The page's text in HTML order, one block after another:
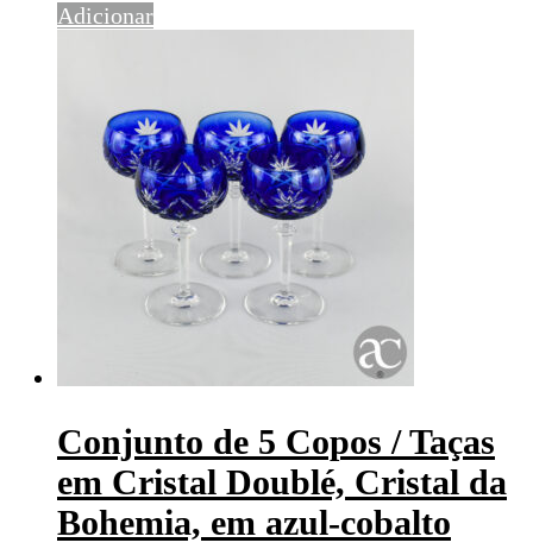
Adicionar
Conjunto de 5 Copos / Taças
em Cristal Doublé, Cristal da
Bohemia, em azul-cobalto